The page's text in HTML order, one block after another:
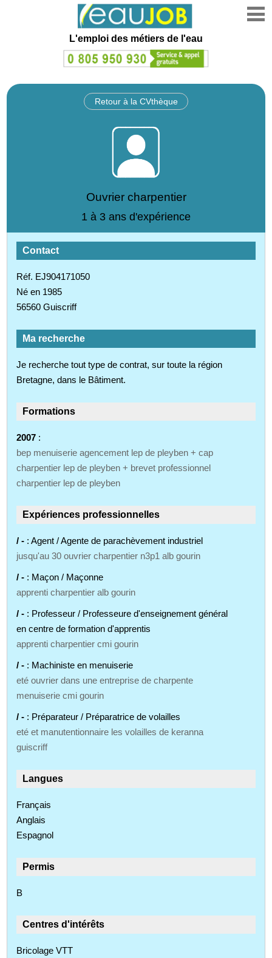
L'emploi des métiers de l'eau
Retour à la CVthèque
Ouvrier charpentier
1 à 3 ans d'expérience
Contact
Réf. EJ904171050
Né en 1985
56560 Guiscriff
Ma recherche
Je recherche tout type de contrat, sur toute la région
Bretagne, dans le Bâtiment.
Formations
2007 :
bep menuiserie agencement lep de pleyben + cap
charpentier lep de pleyben + brevet professionnel
charpentier lep de pleyben
Expériences professionnelles
/ - : Agent / Agente de parachèvement industriel
jusqu'au 30 ouvrier charpentier n3p1 alb gourin
/ - : Maçon / Maçonne
apprenti charpentier alb gourin
/ - : Professeur / Professeure d'enseignement général
en centre de formation d'apprentis
apprenti charpentier cmi gourin
/ - : Machiniste en menuiserie
eté ouvrier dans une entreprise de charpente
menuiserie cmi gourin
/ - : Préparateur / Préparatrice de volailles
eté et manutentionnaire les volailles de keranna
guiscriff
Langues
Français
Anglais
Espagnol
Permis
B
Centres d'intérêts
Bricolage VTT